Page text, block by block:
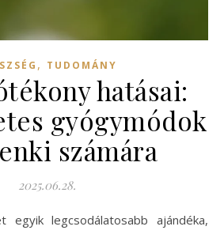
, TUDOMÁNY
hatásai:
gyógymódok
számára
2025.06.28.